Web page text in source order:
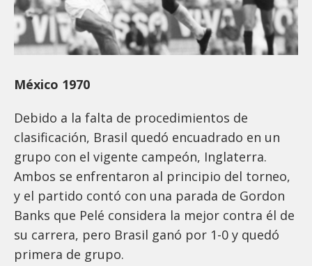
México 1970
Debido a la falta de procedimientos de
clasificación, Brasil quedó encuadrado en un
grupo con el vigente campeón, Inglaterra.
Ambos se enfrentaron al principio del torneo,
y el partido contó con una parada de Gordon
Banks que Pelé considera la mejor contra él de
su carrera, pero Brasil ganó por 1-0 y quedó
primera de grupo.